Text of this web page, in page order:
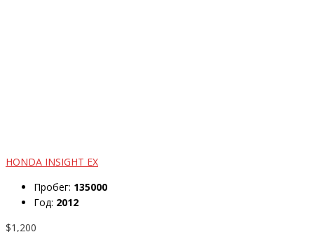
HONDA INSIGHT EX
Пробег: 135000
Год: 2012
$1,200